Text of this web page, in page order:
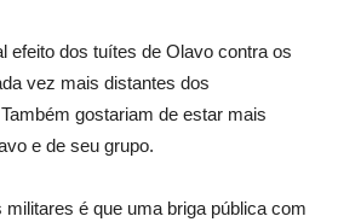
efeito dos tuítes de Olavo contra os
vez mais distantes dos
gostariam de estar mais
e de seu grupo.
é que uma briga pública com